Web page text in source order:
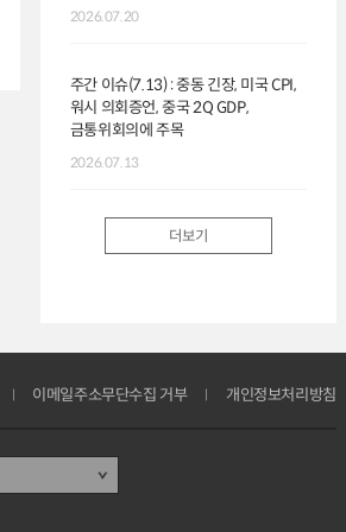
2026.07.20
주간 이슈(7.13) : 중동 긴장, 미국 CPI,
워시 의회증언, 중국 2Q GDP,
금통위회의에 주목
2026.07.13
더보기
이메일주소무단수집 거부 개인정보처리방침